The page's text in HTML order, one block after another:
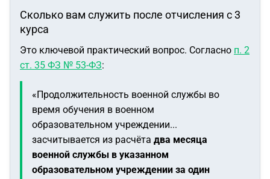
Сколько вам служить после отчисления с 3
курса
Это ключевой практический вопрос. Согласно п. 2
ст. 35 ФЗ № 53-ФЗ:
«Продолжительность военной службы во
время обучения в военном
образовательном учреждении...
засчитывается из расчёта два месяца
военной службы в указанном
образовательном учреждении за один